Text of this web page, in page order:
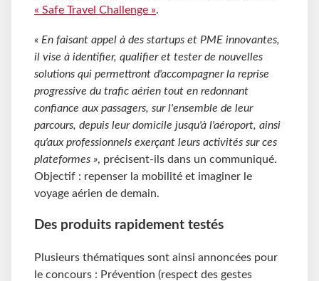
« Safe Travel Challenge ».
« En faisant appel à des startups et PME innovantes,
il vise à identifier, qualifier et tester de nouvelles
solutions qui permettront d'accompagner la reprise
progressive du trafic aérien tout en redonnant
confiance aux passagers, sur l'ensemble de leur
parcours, depuis leur domicile jusqu'à l'aéroport, ainsi
qu'aux professionnels exerçant leurs activités sur ces
plateformes », précisent-ils dans un communiqué.
Objectif : repenser la mobilité et imaginer le
voyage aérien de demain.
Des produits rapidement testés
Plusieurs thématiques sont ainsi annoncées pour
le concours : Prévention (respect des gestes